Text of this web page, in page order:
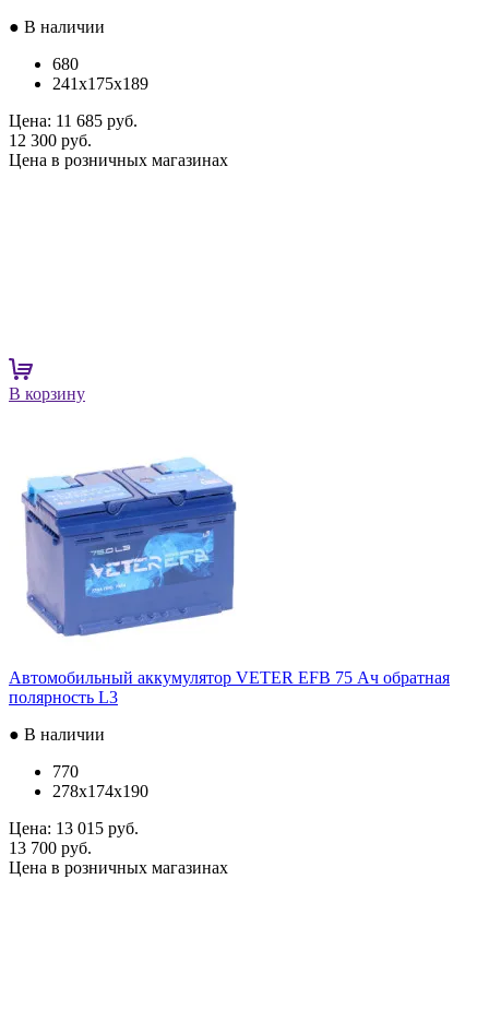
● В наличии
680
241x175x189
Цена: 11 685 руб.
12 300 руб.
Цена в розничных магазинах
В корзину
Автомобильный аккумулятор VETER EFB 75 Ач обратная
полярность L3
● В наличии
770
278x174x190
Цена: 13 015 руб.
13 700 руб.
Цена в розничных магазинах